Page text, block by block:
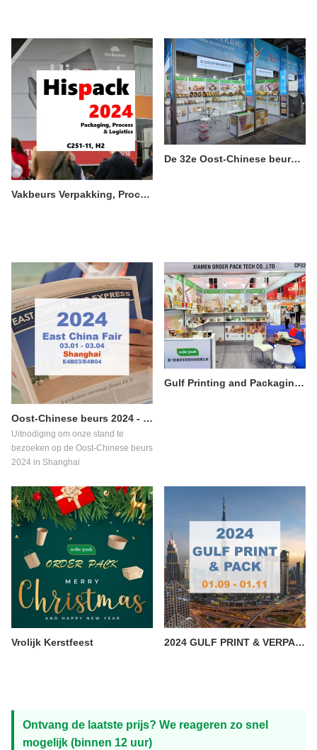
Vakbeurs Verpakking, Proces en Logistiek Hispack 2024
De 32e Oost-Chinese beurs werd met succes afgesloten
Oost-Chinese beurs 2024 - Bestelverpakking voor voedselverpakkingen
Uitnodiging om onze stand te
bezoeken op de Oost-Chinese beurs
2024 in Shanghai
Gulf Printing and Packaging Exhibition 2024 Succesvol afgesloten
Vrolijk Kerstfeest 2024 GULF PRINT & VERPAKKING —— Xiamen Bestelpakket
Ontvang de laatste prijs? We reageren zo snel
mogelijk (binnen 12 uur)